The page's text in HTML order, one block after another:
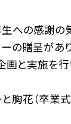
への感謝の
の贈呈があり
画と実施を行
胸花（卒業